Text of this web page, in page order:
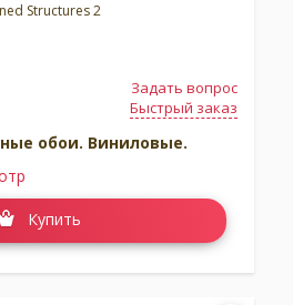
Structures 2
Задать вопрос
Быстрый заказ
обои. Виниловые.
Купить